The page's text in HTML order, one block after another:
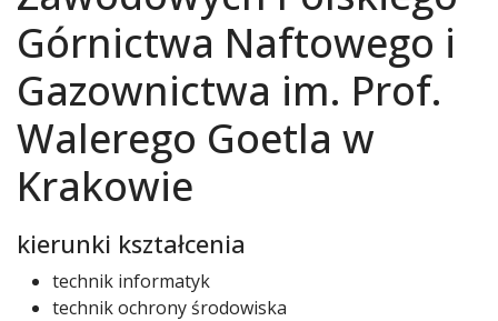
Górnictwa Naftowego i
Gazownictwa im. Prof.
Walerego Goetla w
Krakowie
kierunki kształcenia
technik informatyk
technik ochrony środowiska